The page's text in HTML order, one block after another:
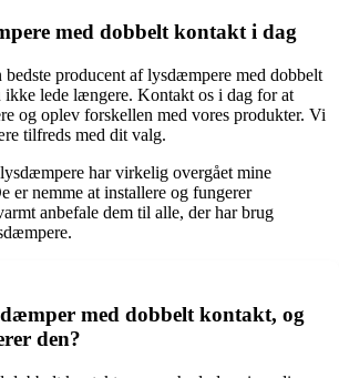
med dobbelt kontakt i dag
producent af lysdæmpere med dobbelt
ikke lede længere. Kontakt os i dag for at
og oplev forskellen med vores produkter. Vi
tilfreds med dit valg.
har virkelig overgået mine
er nemme at installere og fungerer
anbefale dem til alle, der har brug
med dobbelt kontakt, og
den?